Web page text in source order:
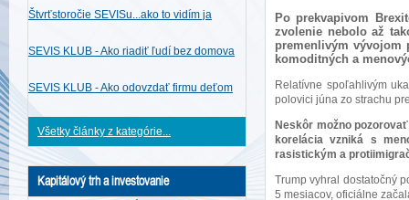
Štvrťstoročie SEVISu...ako to vidím ja
SEVIS KLUB - Ako riadiť ľudí bez domova
SEVIS KLUB - Ako odovzdať firmu deťom
Všetky články z kategórie...
Kapitálový trh a investovanie
Po prekvapivom
zvolenie nebolo až
premenlivým vývojom
komoditných a
Relatívne spoľahlivým
polovici júna zo strachu
Neskôr možno
korelácia vzniká s
rasistickým a
Trump vyhral dostatočný
5 mesiacov, oficiálne